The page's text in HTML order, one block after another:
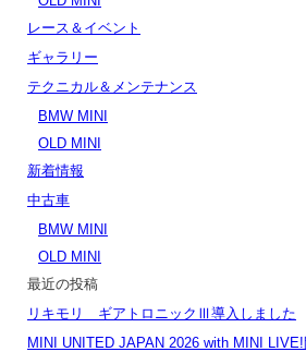
レース＆イベント
ギャラリー
テクニカル＆メンテナンス
BMW MINI
OLD MINI
新着情報
中古車
BMW MINI
OLD MINI
最近の投稿
リキモリ ギアトロニックⅢ導入しました
MINI UNITED JAPAN 2026 with MINI